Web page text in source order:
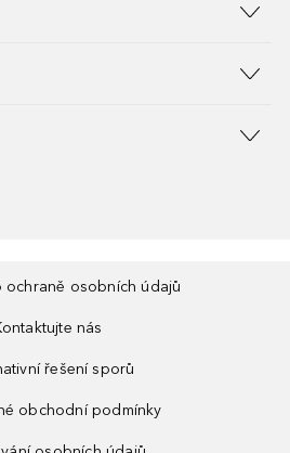
ochraně osobních údajů
nás
řešení sporů
obchodní podmínky